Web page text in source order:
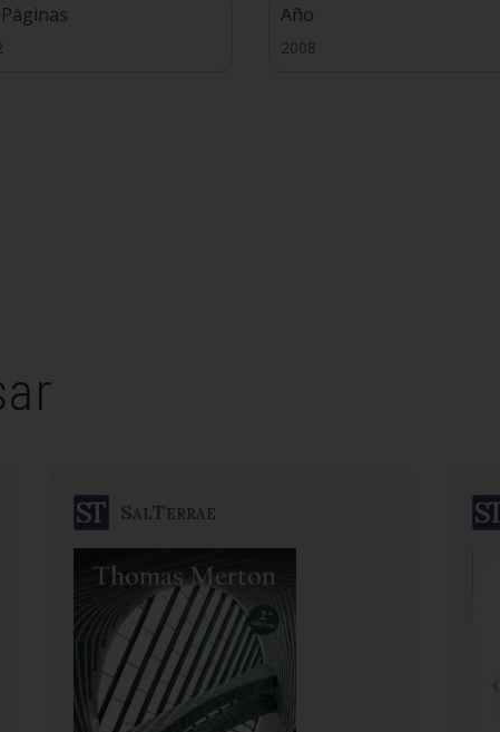
Páginas Año
2008
SalTerrae